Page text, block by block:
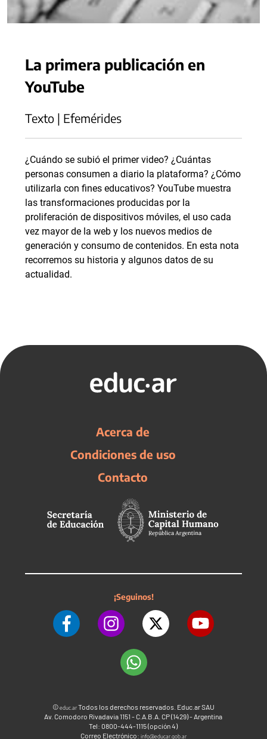
La primera publicación en
YouTube
Texto | Efemérides
¿Cuándo se subió el primer video? ¿Cuántas
personas consumen a diario la plataforma? ¿Cómo
utilizarla con fines educativos? YouTube muestra
las transformaciones producidas por la
proliferación de dispositivos móviles, el uso cada
vez mayor de la web y los nuevos medios de
generación y consumo de contenidos. En esta nota
recorremos su historia y algunos datos de su
actualidad.
Acerca de
Condiciones de uso
Contacto
¡Seguinos!
©educ.arTodos los derechos reservados. Educ.ar SAU
Av. Comodoro Rivadavia 1151 - C.A.B.A. CP (1429) - Argentina
Tel: 0800-444-1115 (opción 4)
Correo Electrónico: info@educar.gob.ar